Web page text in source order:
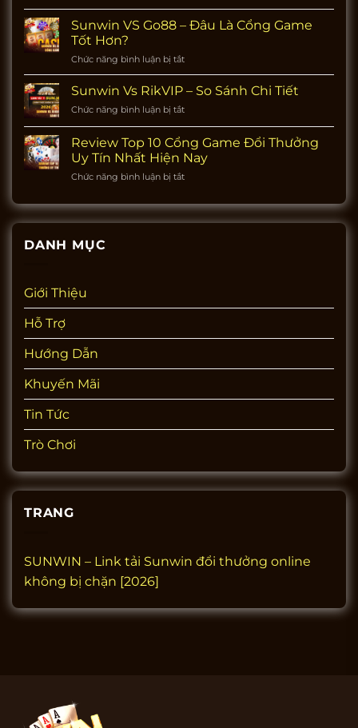
Tuyến
Tại
Nam
Á
Sunwin
Vs
Sánh
Tính
Ưu
Đãi
Sunwin VS Go88 – Đâu Là Cổng Game
Tốt Hơn?
Chức năng bình luận bị tắt
Sunwin
Đâu
Là
Cổng
Game
Sunwin Vs RikVIP – So Sánh Chi Tiết
Chức năng bình luận bị tắt
RikVIP
–
Chi
Review Top 10 Cổng Game Đổi Thưởng
Uy Tín Nhất Hiện Nay
Chức năng bình luận bị tắt
Top
Nhất
Nay
DANH MỤC
Giới Thiệu
Hỗ Trợ
Hướng Dẫn
Khuyến Mãi
Tin Tức
Trò Chơi
TRANG
SUNWIN – Link tải Sunwin đổi thưởng online
không bị chặn [2026]